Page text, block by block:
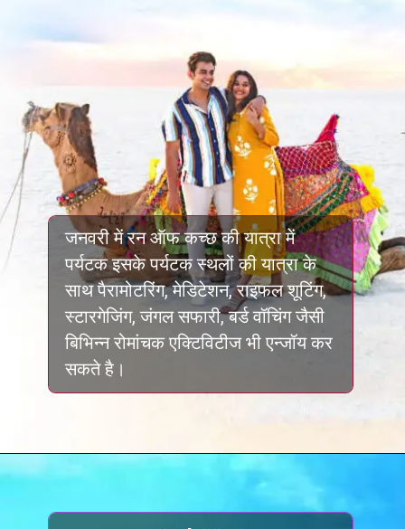
जनवरी में रन ऑफ कच्छ की यात्रा में
पर्यटक इसके पर्यटक स्थलों की यात्रा के
साथ पैरामोटरिंग, मेडिटेशन, राइफल शूटिंग,
स्टारगेजिंग, जंगल सफारी, बर्ड वॉचिंग जैसी
बिभिन्न रोमांचक एक्टिविटीज भी एन्जॉय कर
सकते है।